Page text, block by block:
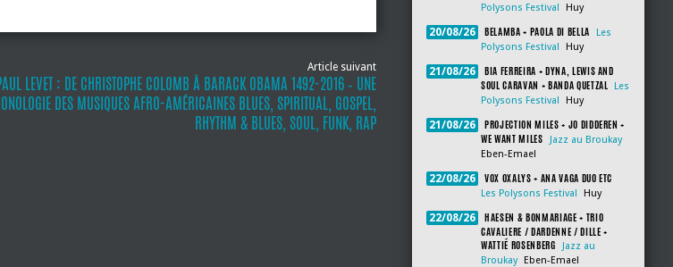
Article suivant
LEVET : DE CHRISTOPHE COLOMB À BARACK OBAMA 1492-2016 ‐ UNE
DES MUSIQUES AFRO-AMÉRICAINES BLUES, SPIRITUAL, GOSPEL,
RHYTHM & BLUES, SOUL, FUNK, RAP
Polysons Festival
Huy
20/08/26 BELAMBA + PAOLA DI BELLA
Les
Polysons Festival
Huy
21/08/26
BIA FERREIRA + DYNA, LEWIS AND
SOUL CARAVAN + BANDA QUETZAL
Les
Polysons Festival
Huy
21/08/26
PROJECTION MILES + JO DIDDEREN +
WE WANT MILES
Jazz au Broukay
Eben-Emael
22/08/26 VOX OXALYS + ANA VAGA DUO ETC
Les Polysons Festival Huy
22/08/26
HAESEN & BONMARIAGE + TRIO
CAVALIERE / DARDENNE / DILLE +
WATTIÉ ROSENBERG
Jazz au
Broukay
Eben-Emael